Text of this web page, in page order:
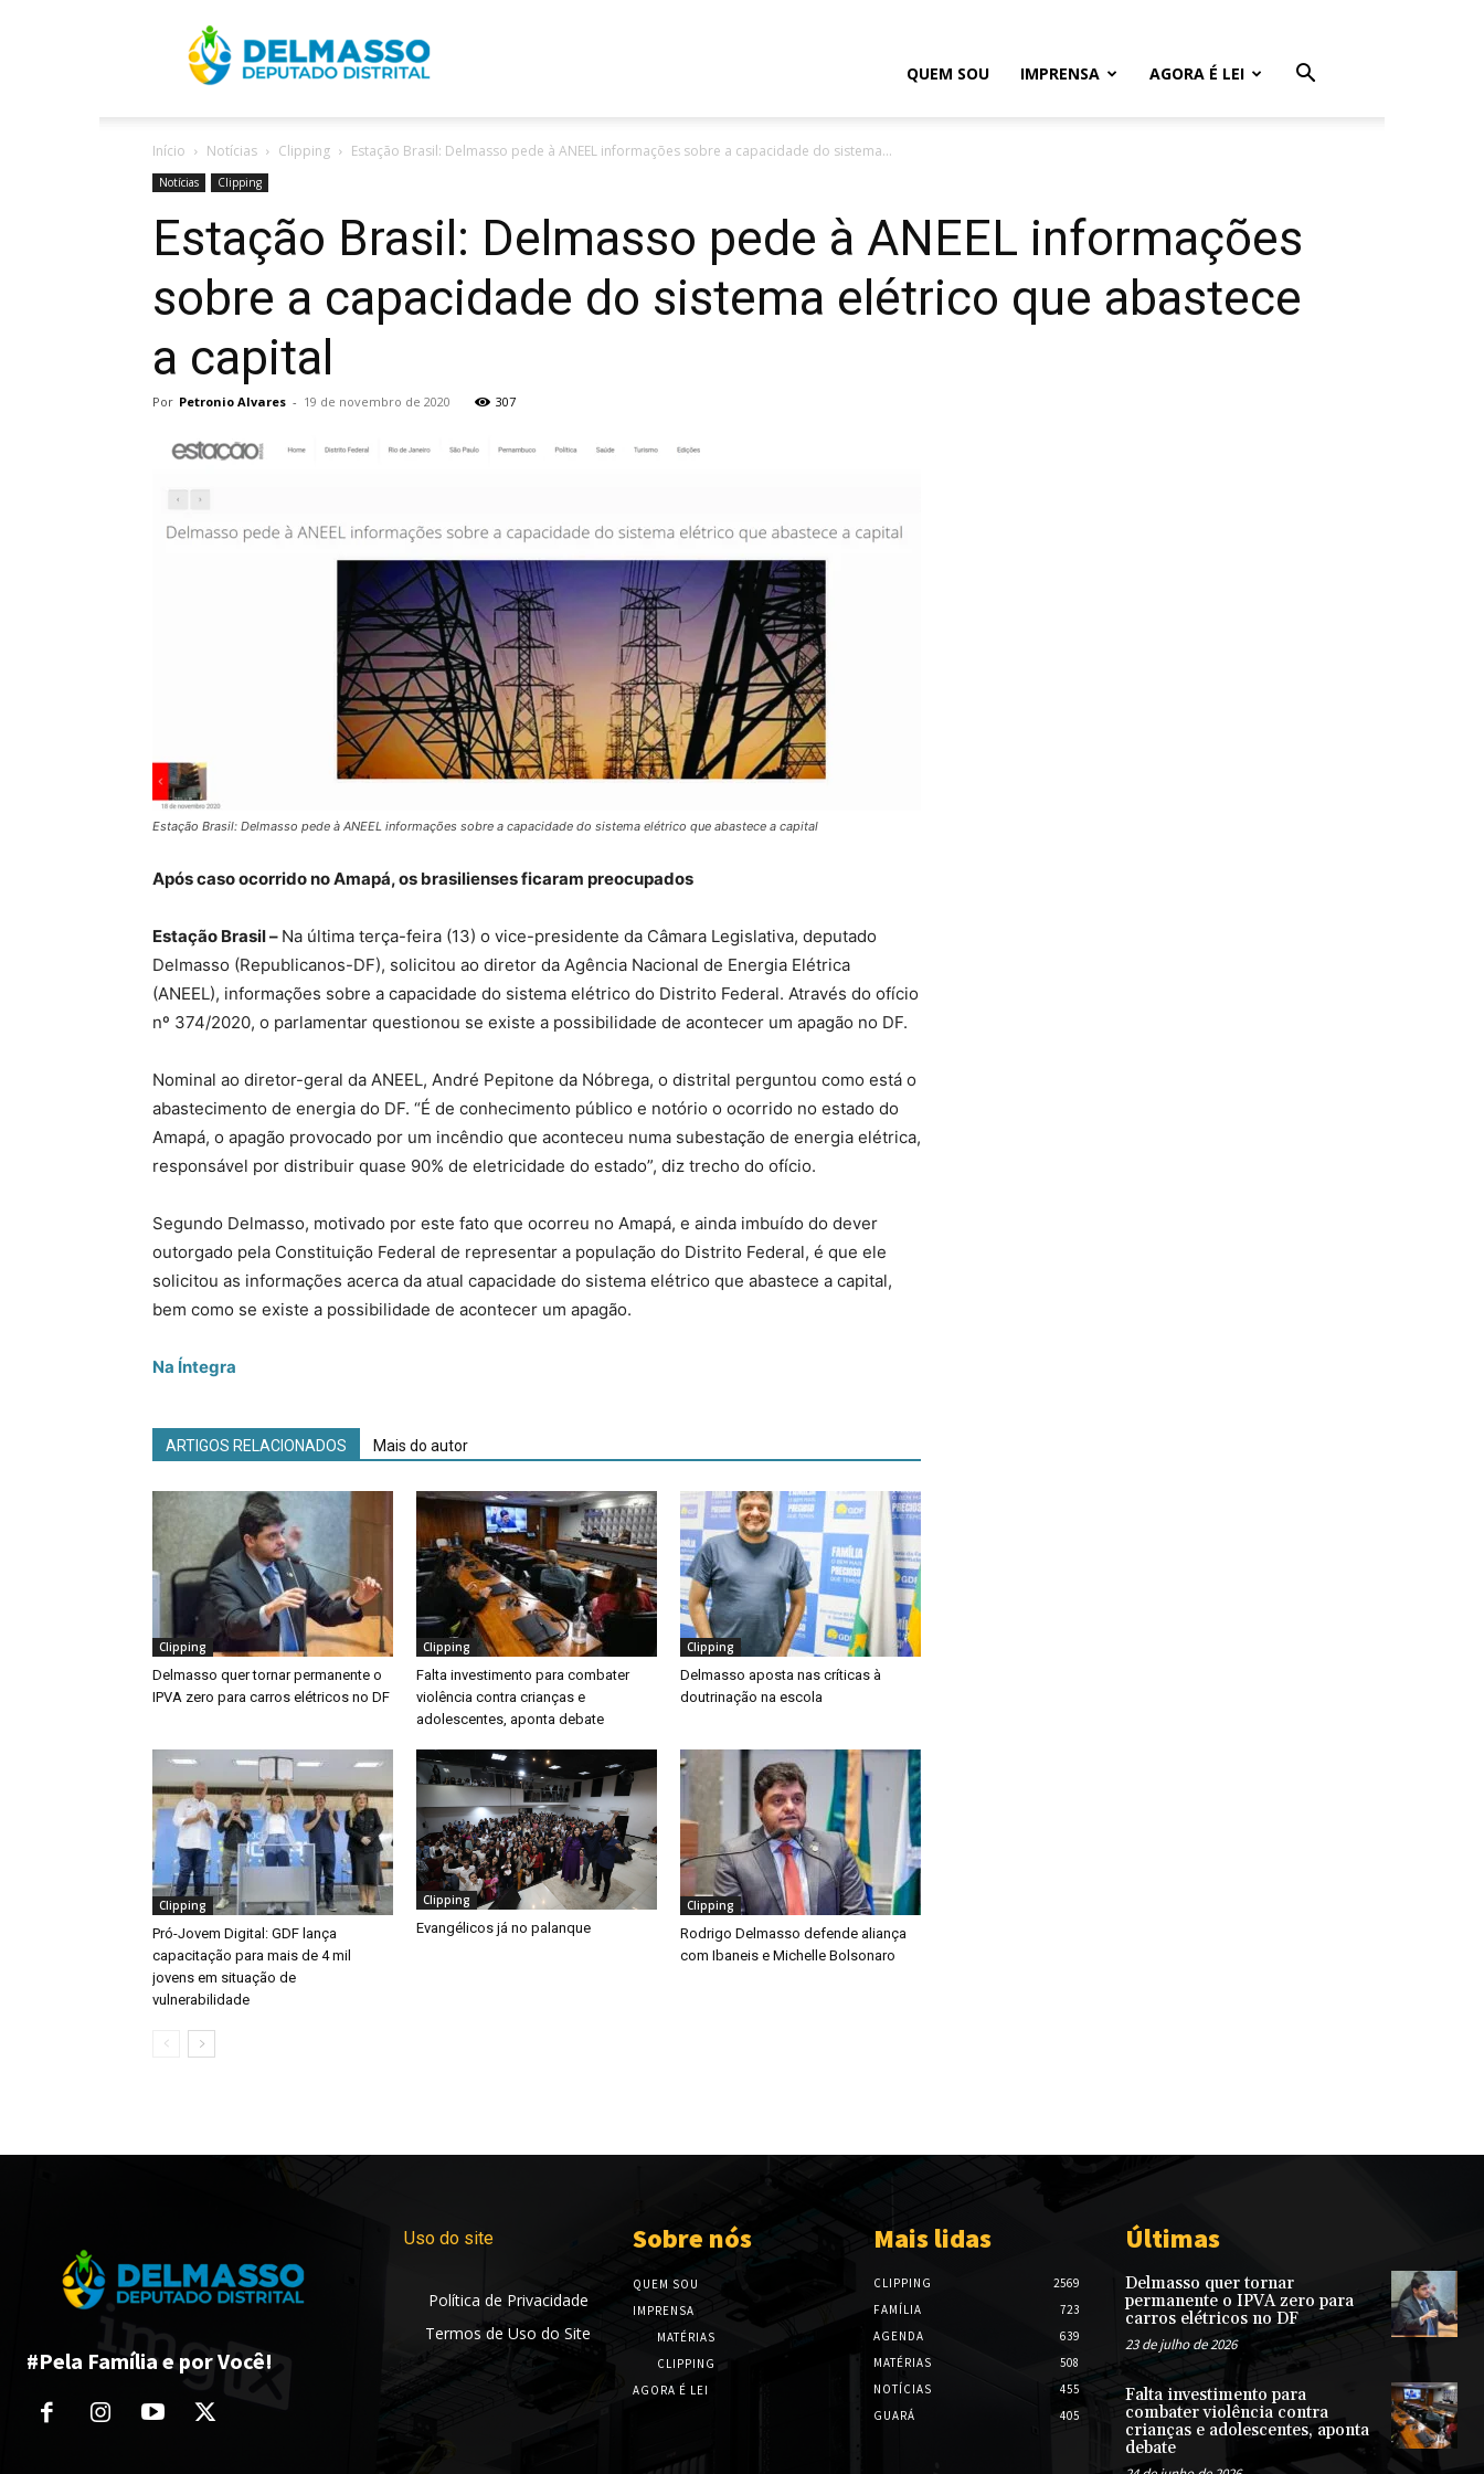
QUEM SOU IMPRENSA AGORA É LEI
Início Notícias Clipping Estação Brasil: Delmasso pede à ANEEL informações sobre a capacidade do sistema...
Notícias Clipping
Estação Brasil: Delmasso pede à ANEEL informações
sobre a capacidade do sistema elétrico que abastece
a capital
Por Petronio Alvares - 19 de novembro de 2020 307
Estação Brasil: Delmasso pede à ANEEL informações sobre a capacidade do sistema elétrico que abastece a capital
Após caso ocorrido no Amapá, os brasilienses ficaram preocupados
Estação Brasil – Na última terça-feira (13) o vice-presidente da Câmara Legislativa, deputado
Delmasso (Republicanos-DF), solicitou ao diretor da Agência Nacional de Energia Elétrica
(ANEEL), informações sobre a capacidade do sistema elétrico do Distrito Federal. Através do ofício
nº 374/2020, o parlamentar questionou se existe a possibilidade de acontecer um apagão no DF.
Nominal ao diretor-geral da ANEEL, André Pepitone da Nóbrega, o distrital perguntou como está o
abastecimento de energia do DF. “É de conhecimento público e notório o ocorrido no estado do
Amapá, o apagão provocado por um incêndio que aconteceu numa subestação de energia elétrica,
responsável por distribuir quase 90% de eletricidade do estado”, diz trecho do ofício.
Segundo Delmasso, motivado por este fato que ocorreu no Amapá, e ainda imbuído do dever
outorgado pela Constituição Federal de representar a população do Distrito Federal, é que ele
solicitou as informações acerca da atual capacidade do sistema elétrico que abastece a capital,
bem como se existe a possibilidade de acontecer um apagão.
Na Íntegra
ARTIGOS RELACIONADOS Mais do autor
Clipping
Delmasso quer tornar permanente o
IPVA zero para carros elétricos no DF
Clipping
Falta investimento para combater
violência contra crianças e
adolescentes, aponta debate
Clipping
Delmasso aposta nas críticas à
doutrinação na escola
Clipping
Pró-Jovem Digital: GDF lança
capacitação para mais de 4 mil
jovens em situação de
vulnerabilidade
Clipping
Evangélicos já no palanque
Clipping
Rodrigo Delmasso defende aliança
com Ibaneis e Michelle Bolsonaro
#Pela Família e por Você!
Uso do site
Política de Privacidade
Termos de Uso do Site
Sobre nós
QUEM SOU
IMPRENSA
MATÉRIAS
CLIPPING
AGORA É LEI
Mais lidas
CLIPPING
2569
FAMÍLIA
723
AGENDA
639
MATÉRIAS
508
NOTÍCIAS
455
GUARÁ
405
Últimas
Delmasso quer tornar
permanente o IPVA zero para
carros elétricos no DF
23 de julho de 2026
Falta investimento para
combater violência contra
crianças e adolescentes, aponta
debate